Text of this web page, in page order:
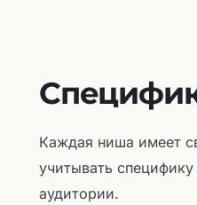
Каждая ниша имеет
учитывать
аудитории.